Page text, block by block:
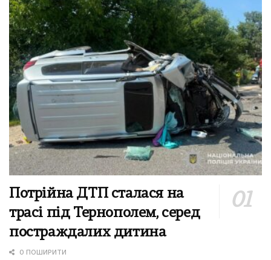
Потрійна ДТП сталася на
трасі під Тернополем, серед
постраждалих дитина
0 ПОШИРИТИ